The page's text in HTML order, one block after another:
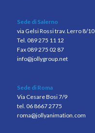
Sede di Salerno
via Gelsi Rossi trav. Lerro 8/10
Tel. 089 275 11 12
Fax 089 275 02 87
info@jollygroup.net
Sede di Roma
Via Cesare Bosi 7/9
tel. 06 8667 2775
roma@jollyanimation.com